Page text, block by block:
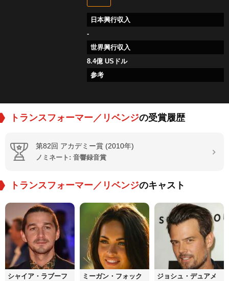
日本興行収入
-
世界興行収入
8.4億 USドル
参考
トランスフォーマー／リベンジの受賞履歴
第82回 アカデミー賞 (2010年)
ノミネート: 音響録音賞
トランスフォーマー／リベンジのキャスト
シャイア・ラブーフ
ミーガン・フォック
ジョシュ・デュアメ